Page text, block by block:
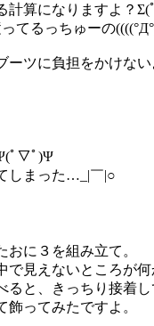
計算になりますよ？Σ(
てるっちゅーの
ーツに負担をかけない
ﾟ▽ﾟ)Ψ
しまった…_|￣|○
に３を組み立て。
見えないところが何
ると、きっちり接着し
ってみたですよ。